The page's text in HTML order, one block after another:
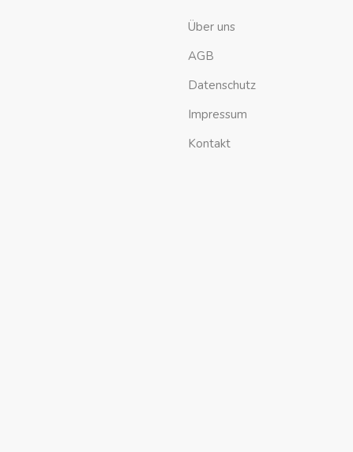
Über uns
AGB
Datenschutz
Impressum
Kontakt